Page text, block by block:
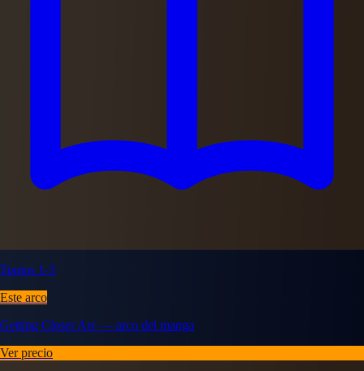
Tomos 1-3
Este arco
Getting Closer Arc — arco del manga
Ver precio